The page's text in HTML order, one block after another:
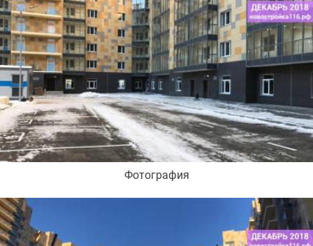
Фотография